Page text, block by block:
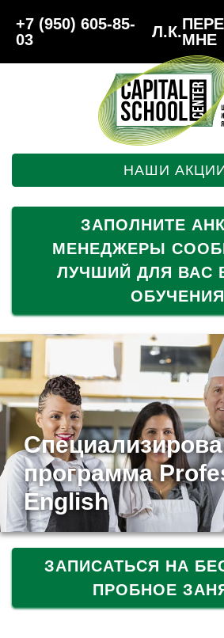
+7 (950) 605-85-
03
Л.К.МНЕ
НАШИ
ЗАПОЛНИТЕ
МЕНЕДЖЕРЫ
ЛУЧШИЙ ДЛЯ ВАС
ОБУЧЕНИЯ
программа
English
ЗАПИСАТЬСЯ НА
ПРОБНОЕ